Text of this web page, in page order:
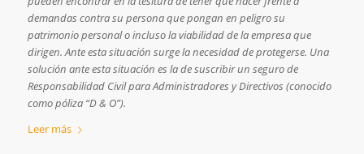
demandas contra su persona que pongan en peligro su
patrimonio personal o incluso la viabilidad de la empresa que
dirigen. Ante esta situación surge la necesidad de protegerse. Una
solución ante esta situación es la de suscribir un seguro de
Responsabilidad Civil para Administradores y Directivos (conocido
como póliza “D & O”).
Leer más